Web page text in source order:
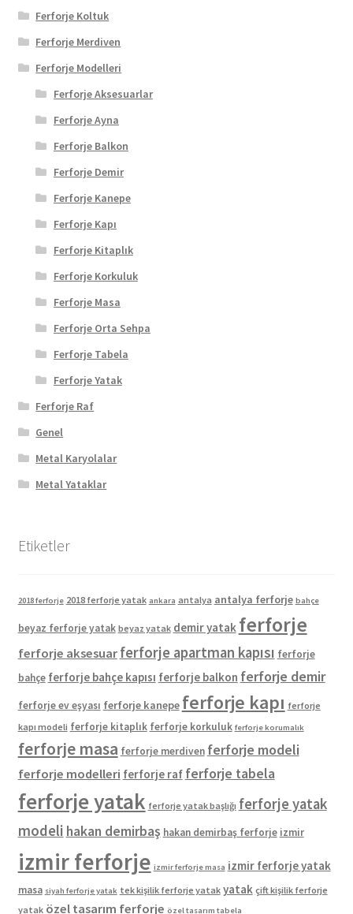
Ferforje Koltuk
Ferforje Merdiven
Ferforje Modelleri
Ferforje Aksesuarlar
Ferforje Ayna
Ferforje Balkon
Ferforje Demir
Ferforje Kanepe
Ferforje Kapı
Ferforje Kitaplık
Ferforje Korkuluk
Ferforje Masa
Ferforje Orta Sehpa
Ferforje Tabela
Ferforje Yatak
Ferforje Raf
Genel
Metal Karyolalar
Metal Yataklar
Etiketler
2018 ferforje 2018 ferforje yatak ankara antalya antalya ferforje bahçe
beyaz ferforje yatak beyaz yatak demir yatak ferforje
ferforje aksesuar ferforje apartman kapısı ferforje
bahçe ferforje bahçe kapısı ferforje balkon ferforje demir
ferforje ev eşyası ferforje kanepe ferforje kapı ferforje
kapı modeli ferforje kitaplık ferforje korkuluk ferforje korumalık
ferforje masa ferforje merdiven ferforje modeli
ferforje modelleri ferforje raf ferforje tabela
ferforje yatak ferforje yatak başlığı ferforje yatak
modeli hakan demirbaş hakan demirbaş ferforje izmir
izmir ferforje izmir ferforje masa izmir ferforje yatak
masa siyah ferforje yatak tek kişilik ferforje yatak yatak çift kişilik ferforje
yatak özel tasarım ferforje özel tasarım tabela